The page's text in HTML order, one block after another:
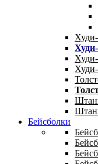
Бейсболки